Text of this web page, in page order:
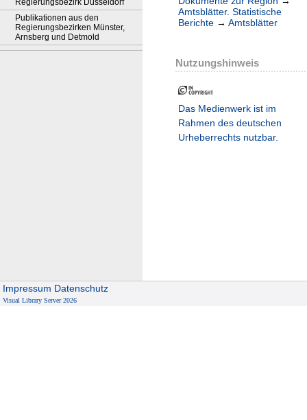
Regierungsbezirk Düsseldorf
Publikationen aus den
Regierungsbezirken Münster,
Arnsberg und Detmold
Amtsblätter. Statistische
Berichte → Amtsblätter
Nutzungshinweis
Das Medienwerk ist im
Rahmen des deutschen
Urheberrechts nutzbar.
Impressum Datenschutz
Visual Library Server 2026